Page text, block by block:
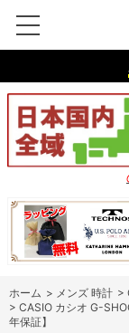
ホーム > メンズ 時計 >
> CASIO カシオ G-
年保証】